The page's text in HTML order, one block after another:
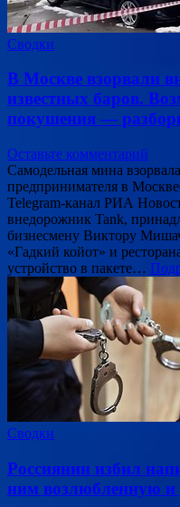
Сводки
В Москве взорвали
известных баров.
покушения —
Оставьте комментарий
Самодельная мина
предпринимателя в
Telegram-канал РИА
внедорожник Tank,
бизнесмену Виктору
«Гадкий койот» и
устройство в пакете…
Сводки
Россиянин избил
ним возлюбленную и